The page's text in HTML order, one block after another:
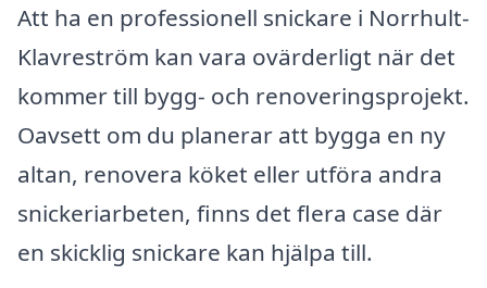
Att ha en professionell snickare i Norrhult-
Klavreström kan vara ovärderligt när det
kommer till bygg- och renoveringsprojekt.
Oavsett om du planerar att bygga en ny
altan, renovera köket eller utföra andra
snickeriarbeten, finns det flera case där
en skicklig snickare kan hjälpa till.